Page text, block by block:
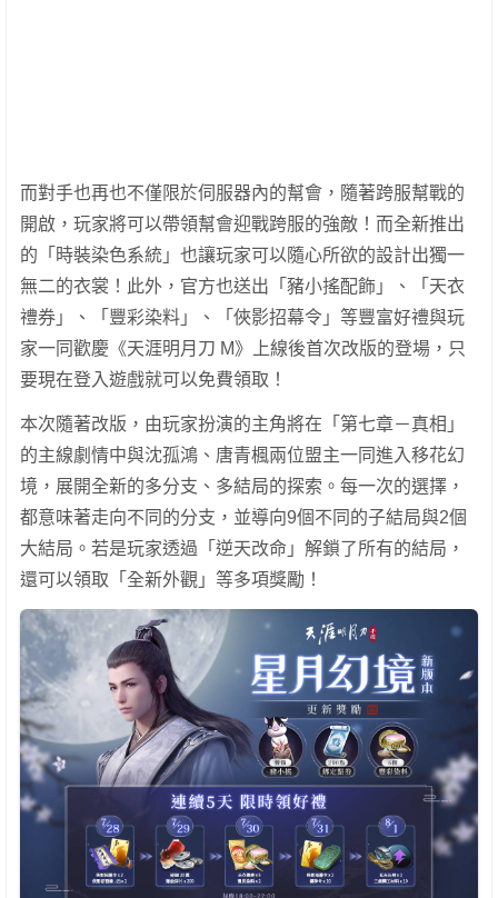
而對手也再也不僅限於伺服器內的幫會，隨著跨服幫戰的
開啟，玩家將可以帶領幫會迎戰跨服的強敵！而全新推出
的「時裝染色系統」也讓玩家可以隨心所欲的設計出獨一
無二的衣裳！此外，官方也送出「豬小搖配飾」、「天衣
禮券」、「豐彩染料」、「俠影招幕令」等豐富好禮與玩
家一同歡慶《天涯明月刀 M》上線後首次改版的登場，只
要現在登入遊戲就可以免費領取！
本次隨著改版，由玩家扮演的主角將在「第七章－真相」
的主線劇情中與沈孤鴻、唐青楓兩位盟主一同進入移花幻
境，展開全新的多分支、多結局的探索。每一次的選擇，
都意味著走向不同的分支，並導向9個不同的子結局與2個
大結局。若是玩家透過「逆天改命」解鎖了所有的結局，
還可以領取「全新外觀」等多項獎勵！